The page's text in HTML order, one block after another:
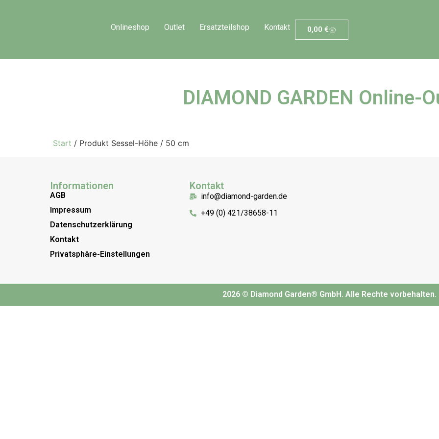
Onlineshop Outlet Ersatzteilshop Kontakt 0,00 €
DIAMOND GARDEN Online-
Start / Produkt Sessel-Höhe / 50 cm
Informationen
AGB
Impressum
Datenschutzerklärung
Kontakt
Privatsphäre-Einstellungen
Kontakt
info@diamond-garden.de
+49 (0) 421/38658-11
2026 © Diamond Garden® GmbH. Alle Rechte vorbehalten.